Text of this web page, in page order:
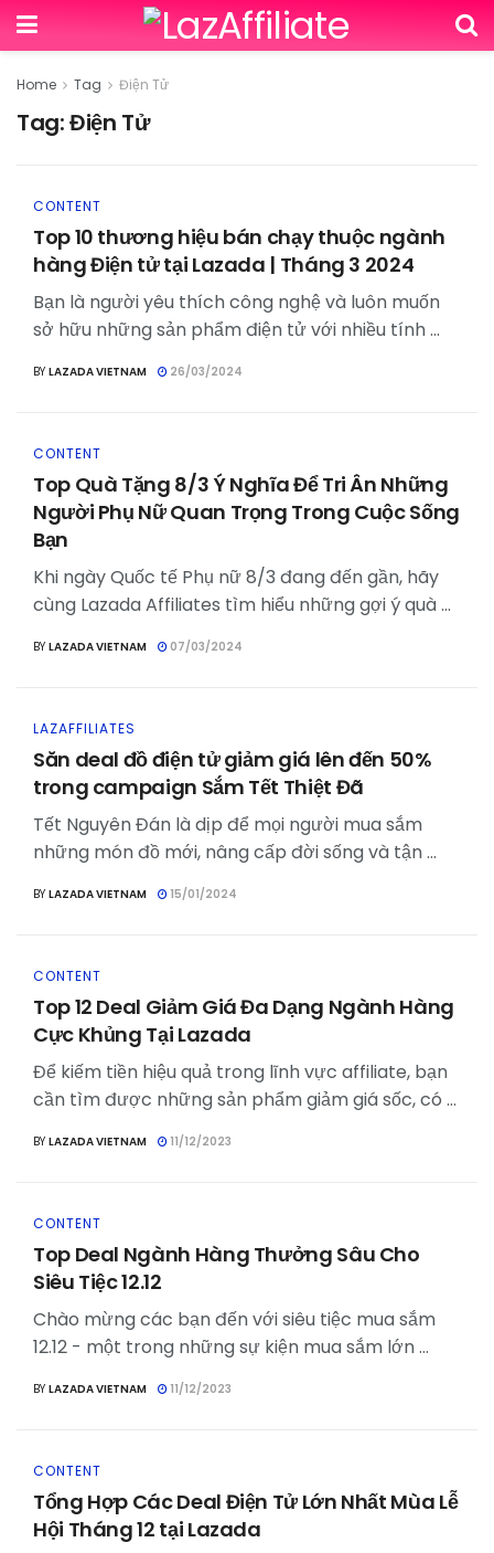
Home Tag Điện Tử
Tag:Điện Tử
CONTENT
Top 10 thương hiệu bán chạy thuộc ngành
hàng Điện tử tại Lazada | Tháng 3 2024
Bạn là người yêu thích công nghệ và luôn muốn
sở hữu những sản phẩm điện tử với nhiều tính ...
BY LAZADA VIETNAM 26/03/2024
CONTENT
Top Quà Tặng 8/3 Ý Nghĩa Để Tri Ân Những
Người Phụ Nữ Quan Trọng Trong Cuộc Sống
Bạn
Khi ngày Quốc tế Phụ nữ 8/3 đang đến gần, hãy
cùng Lazada Affiliates tìm hiểu những gợi ý quà ...
BY LAZADA VIETNAM 07/03/2024
LAZAFFILIATES
Săn deal đồ điện tử giảm giá lên đến 50%
trong campaign Sắm Tết Thiệt Đã
Tết Nguyên Đán là dịp để mọi người mua sắm
những món đồ mới, nâng cấp đời sống và tận ...
BY LAZADA VIETNAM 15/01/2024
CONTENT
Top 12 Deal Giảm Giá Đa Dạng Ngành Hàng
Cực Khủng Tại Lazada
Để kiếm tiền hiệu quả trong lĩnh vực affiliate, bạn
cần tìm được những sản phẩm giảm giá sốc, có ...
BY LAZADA VIETNAM 11/12/2023
CONTENT
Top Deal Ngành Hàng Thưởng Sâu Cho
Siêu Tiệc 12.12
Chào mừng các bạn đến với siêu tiệc mua sắm
12.12 - một trong những sự kiện mua sắm lớn ...
BY LAZADA VIETNAM 11/12/2023
CONTENT
Tổng Hợp Các Deal Điện Tử Lớn Nhất Mùa Lễ
Hội Tháng 12 tại Lazada